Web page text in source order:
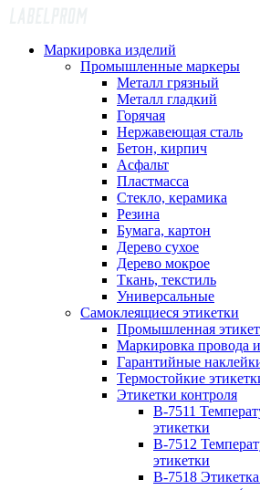
Маркировка изделий
Промышленные маркеры
Металл грязный
Металл гладкий
Горячая
Нержавеющая сталь
Бетон, кирпич
Асфальт
Пластмасса
Стекло, керамика
Резина
Бумага, картон
Дерево сухое
Дерево мокрое
Ткань, текстиль
Универсальные
Самоклеящиеся этикетки
Промышленная
Маркировка провода
Гарантийные
Термостойкие
Этикетки контроля
B-7511
этикетки
B-7512
этикетки
B-7518